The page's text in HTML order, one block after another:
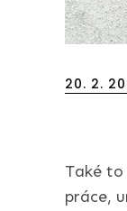
Posted
20. 2.
Také
práce,